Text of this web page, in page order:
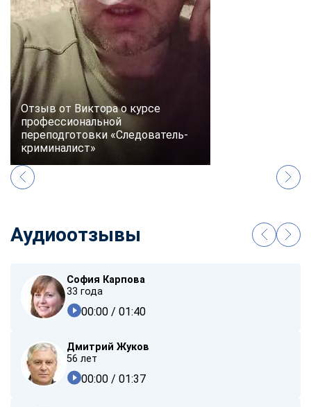
Отзыв от Виктора о курсе
профессиональной
переподготовки «Следователь-
криминалист»
Аудиоотзывы
София Карпова
33 года
00:00 / 01:40
Дмитрий Жуков
56 лет
00:00 / 01:37